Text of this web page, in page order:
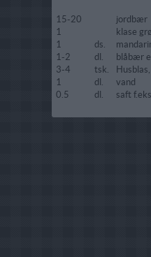
15-20
jordbær
1
klase
1
ds.
1-2
dl.
blåbær
3-4
tsk.
1
dl.
vand
0.5
dl. saft